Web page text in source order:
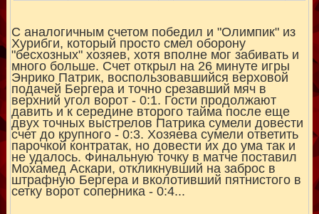
С аналогичным счетом победил и "Олимпик" из
Хурибги, который просто смел оборону
"бесхозных" хозяев, хотя вполне мог забивать и
много больше. Счет открыл на 26 минуте игры
Энрико Патрик, воспользовавшийся верховой
подачей Бергера и точно срезавший мяч в
верхний угол ворот - 0:1. Гости продолжают
давить и к середине второго тайма после еще
двух точных выстрелов Патрика сумели довести
счет до крупного - 0:3. Хозяева сумели ответить
парочкой контратак, но довести их до ума так и
не удалось. Финальную точку в матче поставил
Мохамед Аскари, откликнувший на заброс в
штрафную Бергера и вколотивший пятнистого в
сетку ворот соперника - 0:4...